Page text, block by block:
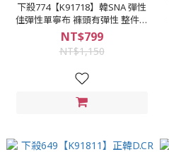
下殺774【K91718】韓SNA 彈性
佳彈性單寧布 褲頭有彈性 整件無
破 合身窄版 深藍/藍 彈性牛仔褲
NT$799
NT$1,150